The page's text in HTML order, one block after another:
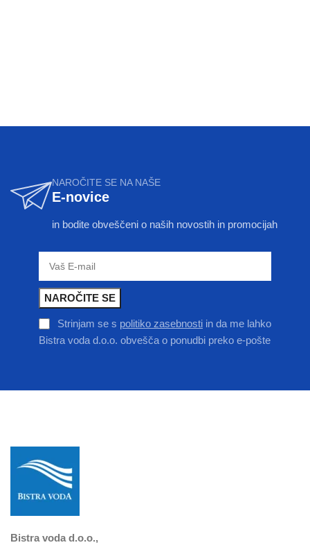
NAROČITE SE NA NAŠE
E-novice
in bodite obveščeni o naših novostih in promocijah
Strinjam se s politiko zasebnosti in da me lahko
Bistra voda d.o.o. obvešča o ponudbi preko e-pošte
Bistra voda d.o.o.,